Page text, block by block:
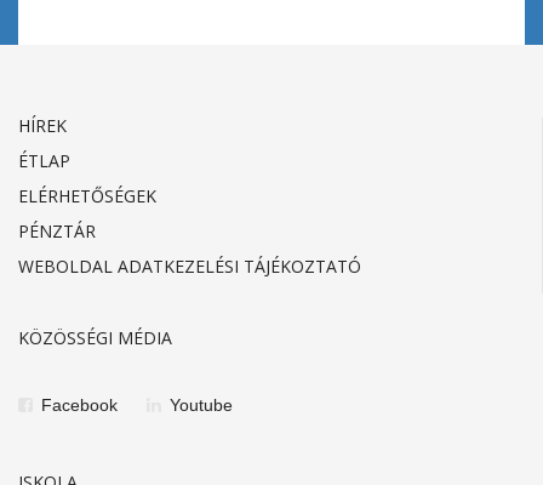
HÍREK
ÉTLAP
ELÉRHETŐSÉGEK
PÉNZTÁR
WEBOLDAL ADATKEZELÉSI TÁJÉKOZTATÓ
KÖZÖSSÉGI MÉDIA
Facebook Youtube